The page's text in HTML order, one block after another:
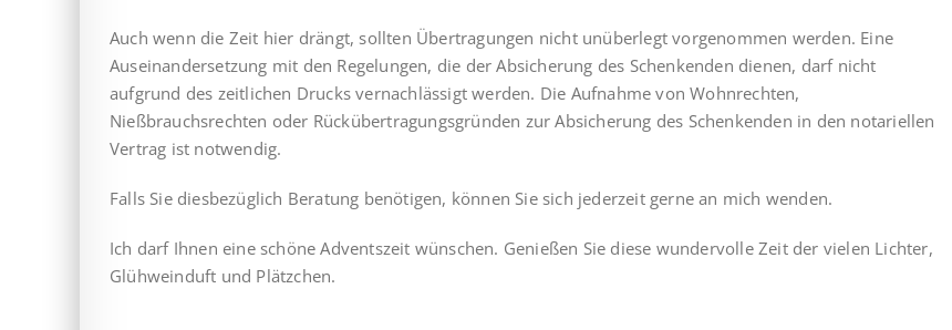
Auch wenn die Zeit hier drängt, sollten Übertragungen nicht unüberlegt vorgenommen werden. Eine
Auseinandersetzung mit den Regelungen, die der Absicherung des Schenkenden dienen, darf nicht
aufgrund des zeitlichen Drucks vernachlässigt werden. Die Aufnahme von Wohnrechten,
Nießbrauchsrechten oder Rückübertragungsgründen zur Absicherung des Schenkenden in den notariellen
Vertrag ist notwendig.
Falls Sie diesbezüglich Beratung benötigen, können Sie sich jederzeit gerne an mich wenden.
Ich darf Ihnen eine schöne Adventszeit wünschen. Genießen Sie diese wundervolle Zeit der vielen Lichter,
Glühweinduft und Plätzchen.